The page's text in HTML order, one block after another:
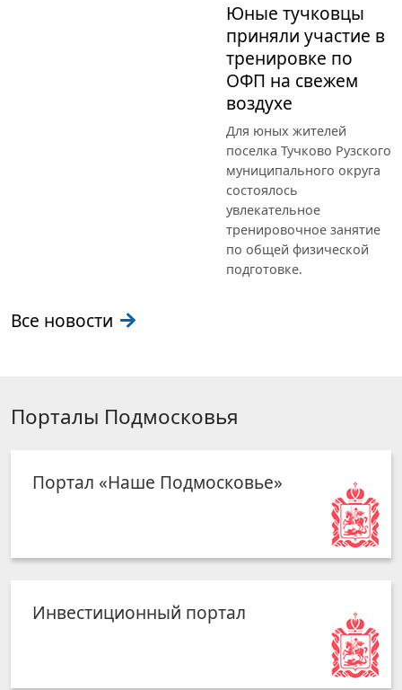
Юные тучковцы
приняли участие в
тренировке по
ОФП на свежем
воздухе
Для юных жителей
поселка Тучково Рузского
муниципального округа
состоялось
увлекательное
тренировочное занятие
по общей физической
подготовке.
Все новости
Порталы Подмосковья
Портал «Наше Подмосковье»
Инвестиционный портал